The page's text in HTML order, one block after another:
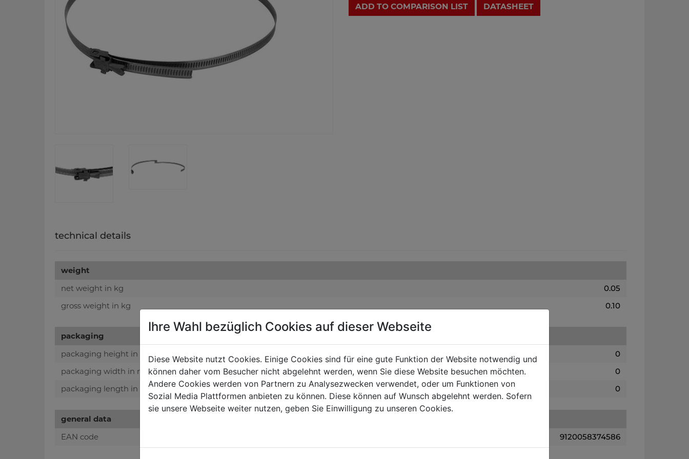
ADD TO COMPARISON LIST DATASHEET
technical details
weight
net weight in kg
0.05
gross weight in kg
0.10
packaging
packaging height in mm
0
packaging width in mm
0
packaging length in mm
0
general data
EAN code
9120058374586
Ihre Wahl bezüglich Cookies auf dieser Webseite
Diese Website nutzt Cookies. Einige Cookies sind für eine gute Funktion der Website notwendig und
können daher vom Besucher nicht abgelehnt werden, wenn Sie diese Website besuchen möchten.
Andere Cookies werden von Partnern zu Analysezwecken verwendet, oder um Funktionen von
Sozial Media Plattformen anbieten zu können. Diese können auf Wunsch abgelehnt werden. Sofern
sie unsere Webseite weiter nutzen, geben Sie Einwilligung zu unseren Cookies.